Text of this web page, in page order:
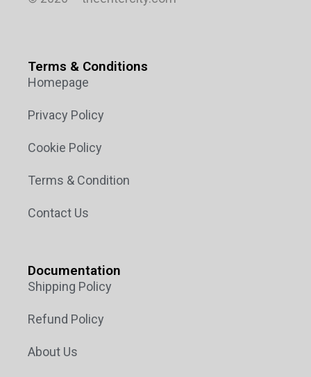
Terms & Conditions
Homepage
Privacy Policy
Cookie Policy
Terms & Condition
Contact Us
Documentation
Shipping Policy
Refund Policy
About Us